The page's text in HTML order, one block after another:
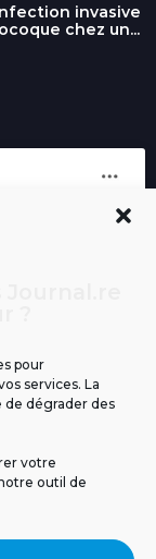
pour
services. La
de dégrader des
votre
outil de
invasive
chez un...